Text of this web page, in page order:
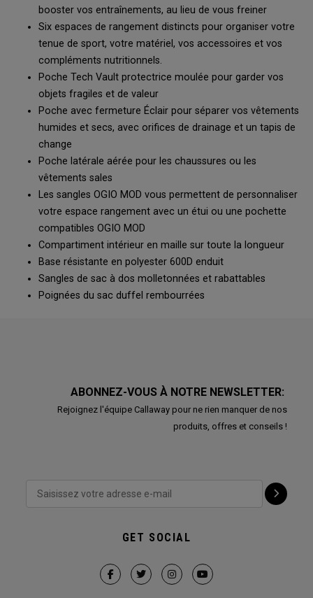
booster vos entraînements, au lieu de vous freiner
Six espaces de rangement distincts pour organiser votre
tenue de sport, votre matériel, vos accessoires et vos
compléments nutritionnels.
Poche Tech Vault protectrice moulée pour garder vos
objets fragiles et de valeur
Poche avec fermeture Éclair pour séparer vos vêtements
humides et secs, avec orifices de drainage et un tapis de
change
Poche latérale aérée pour les chaussures ou les
vêtements sales
Les sangles OGIO MOD vous permettent de personnaliser
votre espace rangement avec un étui ou une pochette
compatibles OGIO MOD
Compartiment intérieur en maille sur toute la longueur
Base résistante en polyester 600D enduit
Sangles de sac à dos molletonnées et rabattables
Poignées du sac duffel rembourrées
ABONNEZ-VOUS À NOTRE NEWSLETTER:
Rejoignez l'équipe Callaway pour ne rien manquer de nos
produits, offres et conseils !
GET SOCIAL